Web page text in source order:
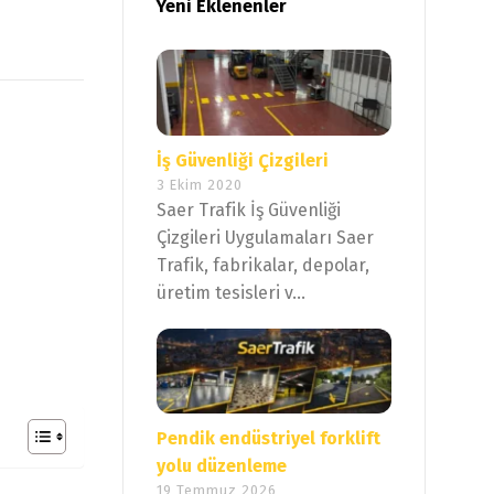
Yeni Eklenenler
İş Güvenliği Çizgileri
3 Ekim 2020
Saer Trafik İş Güvenliği
Çizgileri Uygulamaları Saer
Trafik, fabrikalar, depolar,
üretim tesisleri v...
Pendik endüstriyel forklift
yolu düzenleme
19 Temmuz 2026